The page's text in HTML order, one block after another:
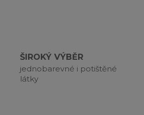
ŠIROKÝ VÝBĚR
jednobarevné i potištěné
látky